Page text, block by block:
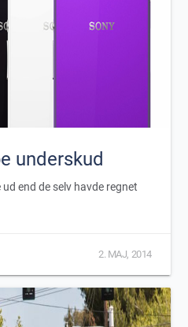
underskud
end de selv havde regnet
2. MAJ, 2014